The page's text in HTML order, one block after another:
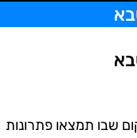
שבו תמצאו פתרונות